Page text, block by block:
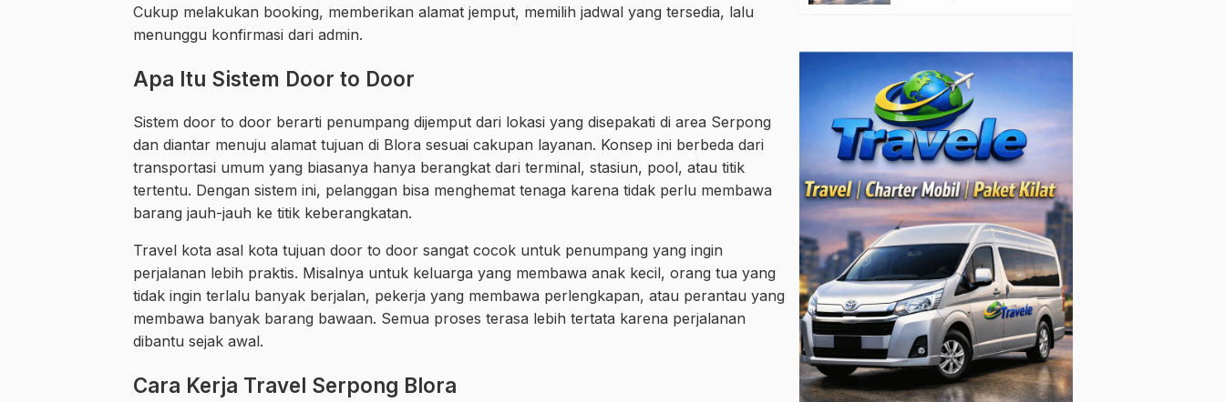
Cukup melakukan booking, memberikan alamat jemput, memilih jadwal yang tersedia, lalu
menunggu konfirmasi dari admin.
Apa Itu Sistem Door to Door
Sistem door to door berarti penumpang dijemput dari lokasi yang disepakati di area Serpong
dan diantar menuju alamat tujuan di Blora sesuai cakupan layanan. Konsep ini berbeda dari
transportasi umum yang biasanya hanya berangkat dari terminal, stasiun, pool, atau titik
tertentu. Dengan sistem ini, pelanggan bisa menghemat tenaga karena tidak perlu membawa
barang jauh-jauh ke titik keberangkatan.
Travel kota asal kota tujuan door to door sangat cocok untuk penumpang yang ingin
perjalanan lebih praktis. Misalnya untuk keluarga yang membawa anak kecil, orang tua yang
tidak ingin terlalu banyak berjalan, pekerja yang membawa perlengkapan, atau perantau yang
membawa banyak barang bawaan. Semua proses terasa lebih tertata karena perjalanan
dibantu sejak awal.
Cara Kerja Travel Serpong Blora